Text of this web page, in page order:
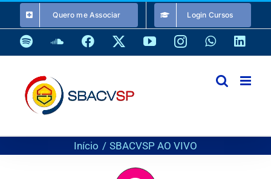
o
conteúdo
Quero me Associar Login Cursos
SpotifySoundCloud
Facebook YouTubeInstagramWhatsApp
Início SBACVSP AO VIVO